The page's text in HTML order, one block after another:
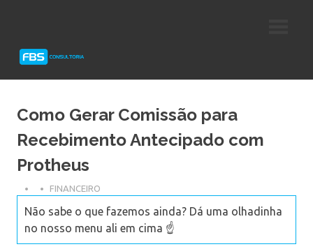
Protheus
Como Gerar Comissão para
Recebimento Antecipado com
Protheus
FINANCEIRO
Não sabe o que fazemos ainda? Dá uma olhadinha
no nosso menu ali em cima ☝️